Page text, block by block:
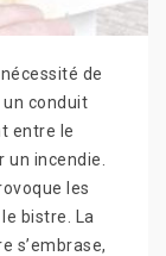
de
conduit
entre le
incendie.
les
bistre. La
s’embrase,